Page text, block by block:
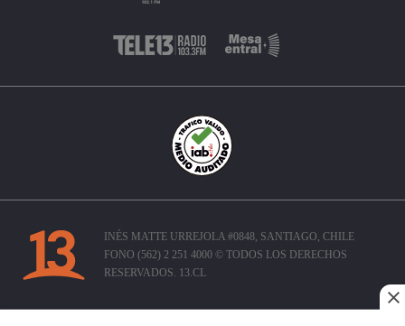
INÉS MATTE URREJOLA #0848, SANTIAGO, CHILE
FONO (562) 2 251 4000 © TODOS LOS DERECHOS
RESERVADOS. 13.CL